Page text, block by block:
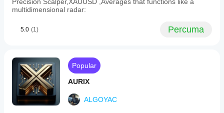
multidimensional radar:
5.0 (1) Percuma
Popular
AURIX
ALGOYAC